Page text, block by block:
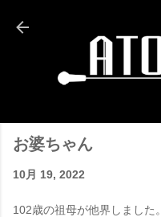
お婆ちゃん
10月 19, 2022
102歳の祖母が他界しました。